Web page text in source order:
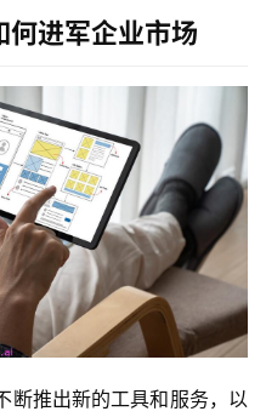
注册
进军企业市场
断推出新的工具和服务，以